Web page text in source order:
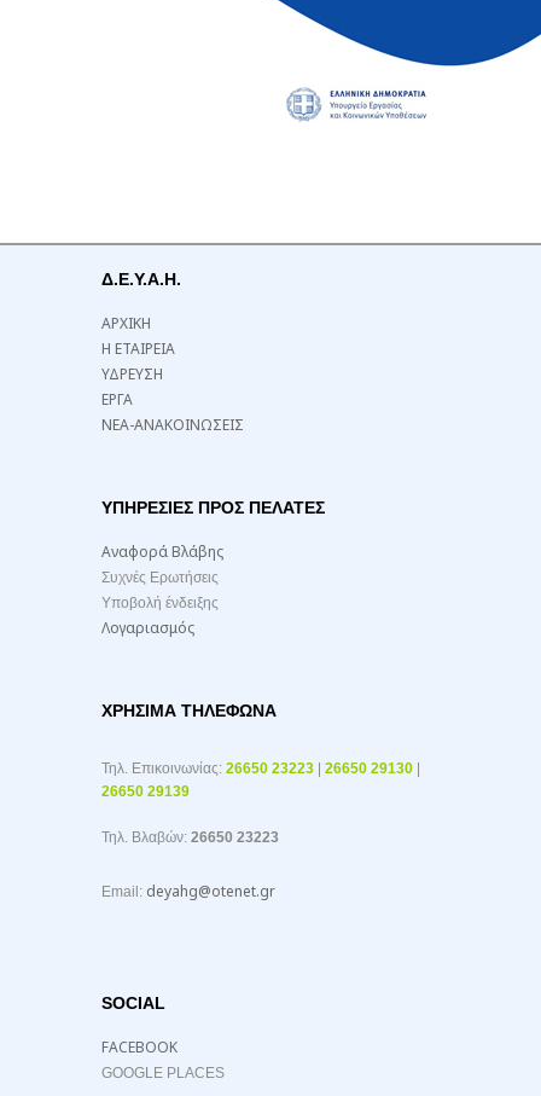
Δ.Ε.Υ.Α.Η.
ΑΡΧΙΚΗ
Η ΕΤΑΙΡΕΙΑ
ΥΔΡΕΥΣΗ
ΕΡΓΑ
ΝΕΑ-ΑΝΑΚΟΙΝΩΣΕΙΣ
ΥΠΗΡΕΣΙΕΣ ΠΡΟΣ ΠΕΛΑΤΕΣ
Αναφορά Βλάβης
Συχνές Ερωτήσεις
Υποβολή ένδειξης
Λογαριασμός
ΧΡΉΣΙΜΑ ΤΗΛΈΦΩΝΑ
Τηλ. Επικοινωνίας: 26650 23223 26650 29130
26650 29139
Τηλ. Βλαβών: 26650 23223
Email: deyahg@otenet.gr
SOCIAL
FACEBOOK
GOOGLE PLACES